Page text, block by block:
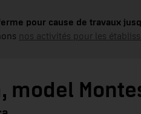
ferme pour cause de travaux
nos activités pour les
model